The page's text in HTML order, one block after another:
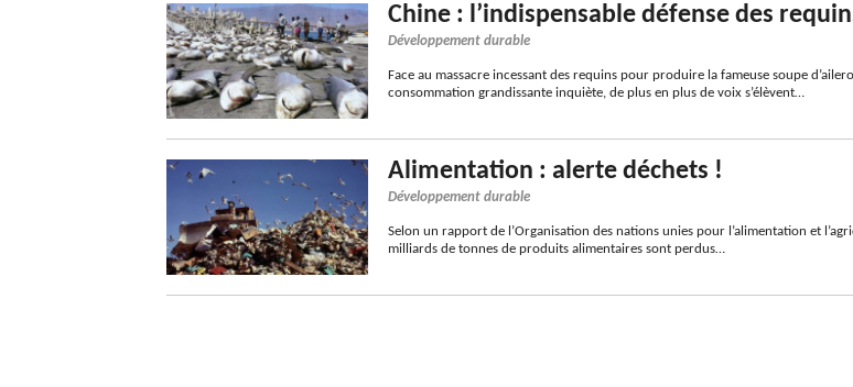
Chine : l’indispensable défense des
Développement durable
Face au massacre incessant des requins pour produire la fameuse soupe
consommation grandissante inquiète, de plus en plus de voix s’élèvent…
Alimentation : alerte déchets !
Développement durable
Selon un rapport de l’Organisation des nations unies pour l’alimentation et
milliards de tonnes de produits alimentaires sont perdus…